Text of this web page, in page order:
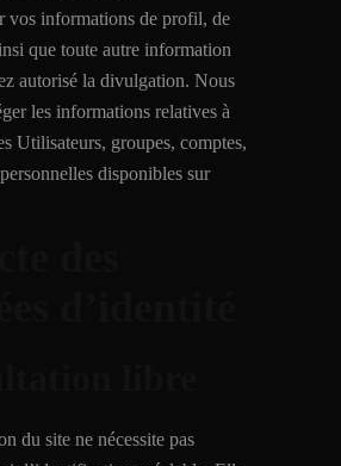
vos informations de profil, de
que toute autre information
autorisé la divulgation. Nous
les informations relatives à
Utilisateurs, groupes, comptes,
disponibles sur
du site ne nécessite pas